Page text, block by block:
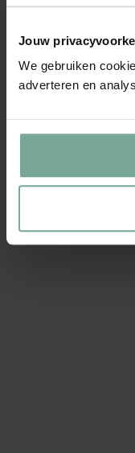
Jouw
We gebruiken
adverteren en